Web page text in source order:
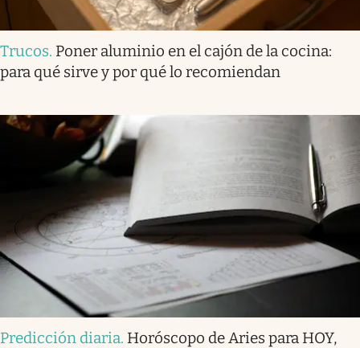
Trucos. Poner aluminio en el cajón de la cocina:
para qué sirve y por qué lo recomiendan
Predicción diaria. Horóscopo de Aries para HOY,